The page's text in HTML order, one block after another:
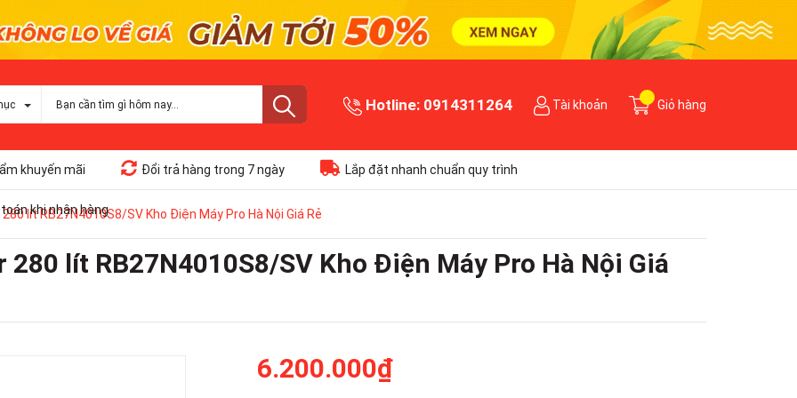
Hotline: 0914311264 Tài khoản Giỏ hàng
khuyến mãi Đổi trả hàng trong 7 ngày Lắp đặt nhanh chuẩn quy trình
khi nhận hàng
lít RB27N4010S8/SV Kho Điện Máy Pro Hà Nội Giá Rẻ
lít RB27N4010S8/SV Kho Điện Máy Pro Hà Nội Giá
6.200.000₫